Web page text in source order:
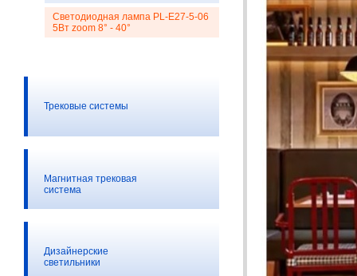
Светодиодная лампа РL-Е27-5-06
5Вт zoom 8° - 40°
Трековые системы
Магнитная трековая
система
Дизайнерские
светильники